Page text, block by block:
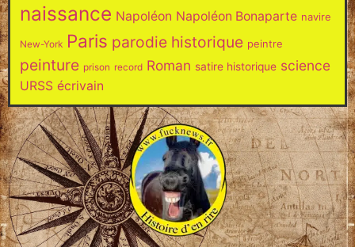
naissance Napoléon Napoléon Bonaparte navire
New-York Paris parodie historique peintre
peinture prison record Roman satire historique science
URSS écrivain